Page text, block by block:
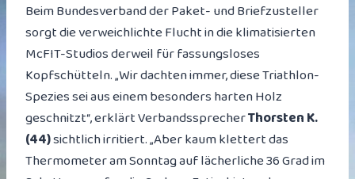
Beim Bundesverband der Paket- und Briefzusteller
sorgt die verweichlichte Flucht in die klimatisierten
McFIT-Studios derweil für fassungsloses
Kopfschütteln. „Wir dachten immer, diese Triathlon-
Spezies sei aus einem besonders harten Holz
geschnitzt“, erklärt VerbandssprecherThorsten K.
(44)sichtlich irritiert. „Aber kaum klettert das
Thermometer am Sonntag auf lächerliche 36 Grad im